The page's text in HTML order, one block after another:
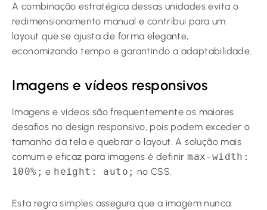
A combinação estratégica dessas unidades evita o
redimensionamento manual e contribui para um
layout que se ajusta de forma elegante,
economizando tempo e garantindo a adaptabilidade.
Imagens e vídeos responsivos
Imagens e vídeos são frequentemente os maiores
desafios no design responsivo, pois podem exceder o
tamanho da tela e quebrar o layout. A solução mais
comum e eficaz para imagens é definirmax-width:
100%; e height: auto; no CSS.
Esta regra simples assegura que a imagem nunca